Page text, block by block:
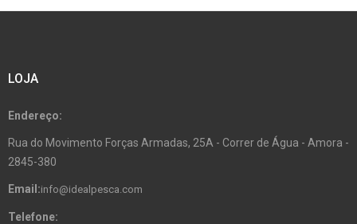
LOJA
Endereço:
Rua do Movimento Forças Armadas, 25A - Correr de Água - Amora -
2845-380
Email:info@idealpesca.com
Telefone: